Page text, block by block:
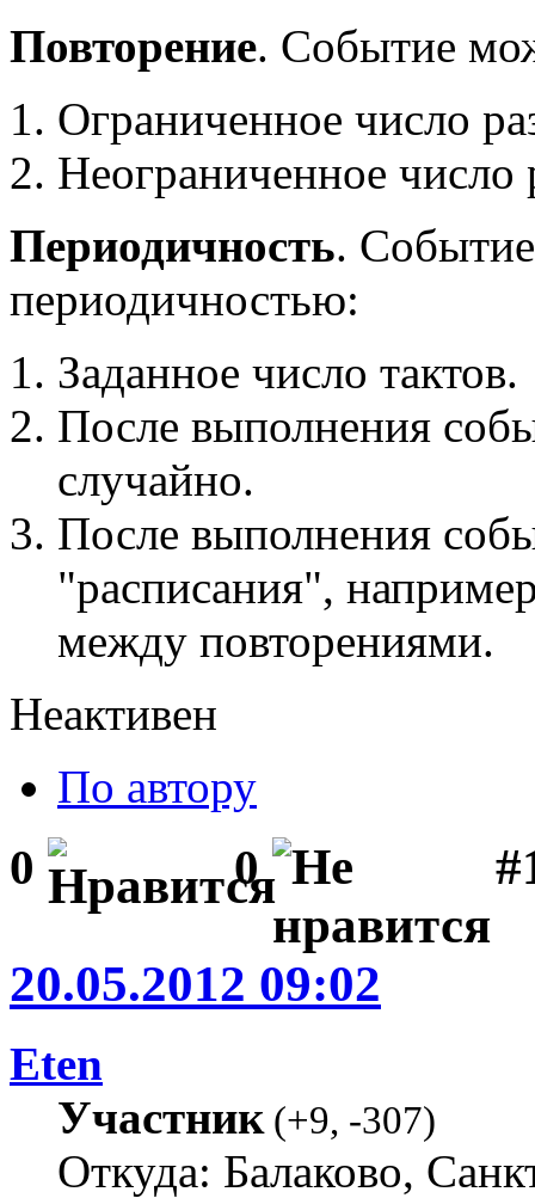
Повторение. Событие
Ограниченное число
Неограниченное число
Периодичность.
периодичностью:
Заданное число тактов.
После выполнения
случайно.
После выполнения
"расписания",
между повторениями.
Неактивен
По автору
0 0
20.05.2012 09:02
Eten
Участник(+9, -307)
Откуда: Балаково,